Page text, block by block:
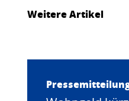
Weitere Artikel
Pressemitteilung